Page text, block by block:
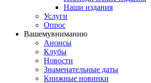
Наши издания
Услуги
Опрос
Вашемувниманию
Анонсы
Клубы
Новости
Знаменательные даты
Книжные новинки